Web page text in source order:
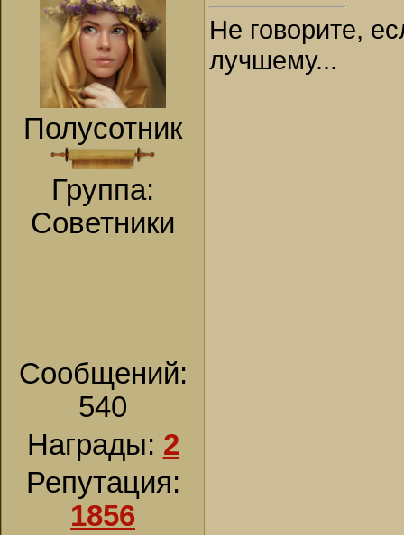
Полусотник
Группа:
Советники
Сообщений:
540
Награды: 2
Репутация:
1856
Не говорите,
лучшему...